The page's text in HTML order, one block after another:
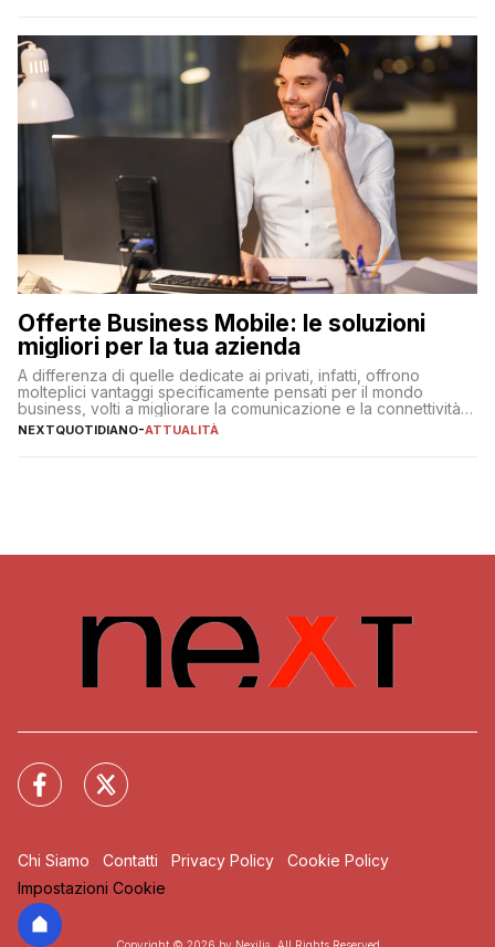
Offerte Business Mobile: le soluzioni
migliori per la tua azienda
A differenza di quelle dedicate ai privati, infatti, offrono
molteplici vantaggi specificamente pensati per il mondo
business, volti a migliorare la comunicazione e la connettività
degli utenti
NEXTQUOTIDIANO-ATTUALITÀ
Chi Siamo Contatti Privacy Policy
Cookie Policy
Impostazioni Cookie